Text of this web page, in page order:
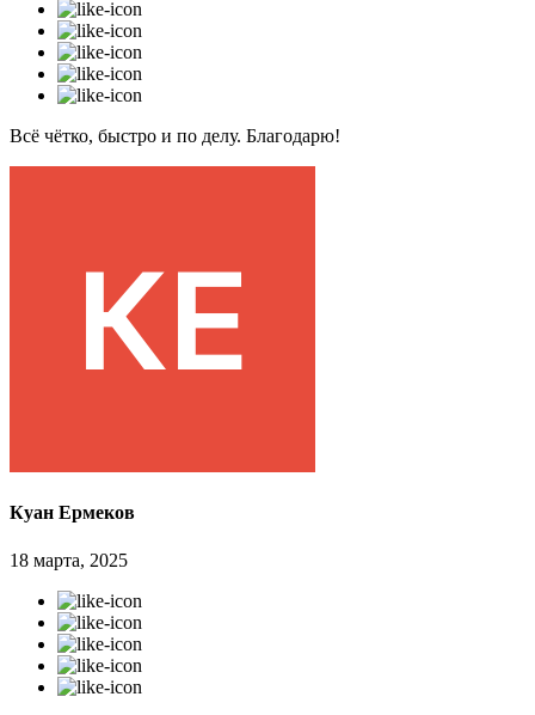
Всё чётко, быстро и по делу. Благодарю!
Куан Ермеков
18 марта, 2025